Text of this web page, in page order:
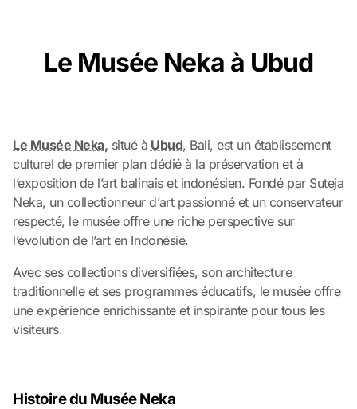
Le Musée Neka à Ubud
Le Musée Neka, situé à Ubud, Bali, est un établissement
culturel de premier plan dédié à la préservation et à
l’exposition de l’art balinais et indonésien. Fondé par Suteja
Neka, un collectionneur d’art passionné et un conservateur
respecté, le musée offre une riche perspective sur
l’évolution de l’art en Indonésie.
Avec ses collections diversifiées, son architecture
traditionnelle et ses programmes éducatifs, le musée offre
une expérience enrichissante et inspirante pour tous les
visiteurs.
Histoire du Musée Neka